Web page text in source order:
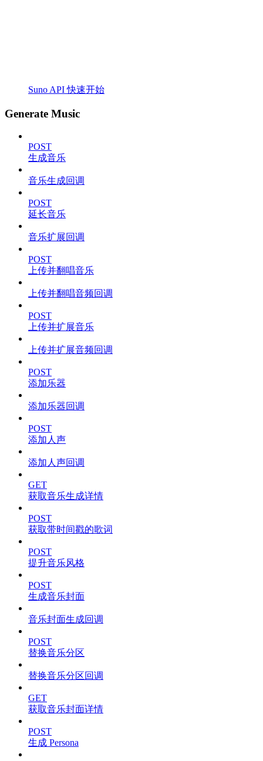
Suno API 快速开始
Generate Music
POST
生成音乐
音乐生成回调
POST
延长音乐
音乐扩展回调
POST
上传并翻唱音乐
上传并翻唱音频回调
POST
上传并扩展音乐
上传并扩展音频回调
POST
添加乐器
添加乐器回调
POST
添加人声
添加人声回调
GET
获取音乐生成详情
POST
获取带时间戳的歌词
POST
提升音乐风格
POST
生成音乐封面
音乐封面生成回调
POST
替换音乐分区
替换音乐分区回调
GET
获取音乐封面详情
POST
生成 Persona